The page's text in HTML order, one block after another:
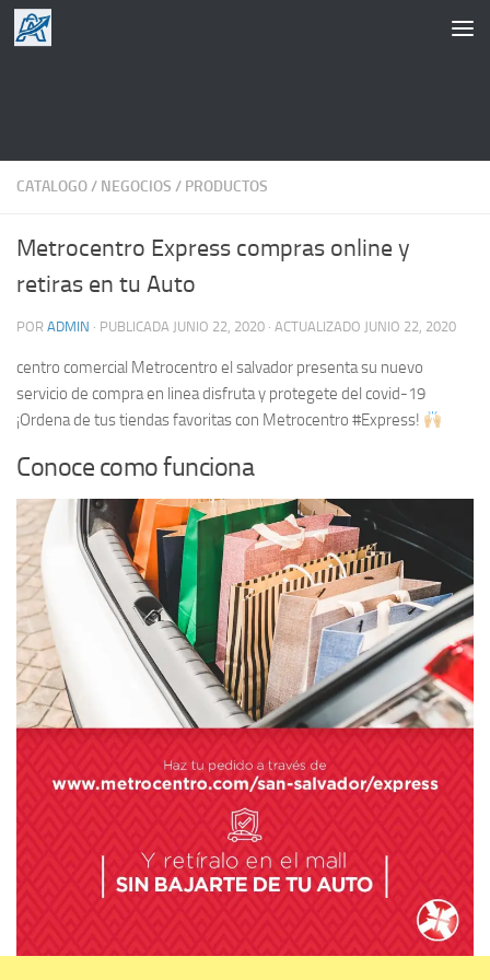
Saltar al contenido
CATALOGO/ NEGOCIOS / PRODUCTOS
Metrocentro Express compras online y
retiras en tu Auto
POR ADMIN · PUBLICADA JUNIO 22, 2020 · ACTUALIZADO JUNIO 22, 2020
centro comercial Metrocentro el salvador presenta su nuevo
servicio de compra en linea disfruta y protegete del covid-19
¡Ordena de tus tiendas favoritas con Metrocentro #Express!
Conoce como funciona